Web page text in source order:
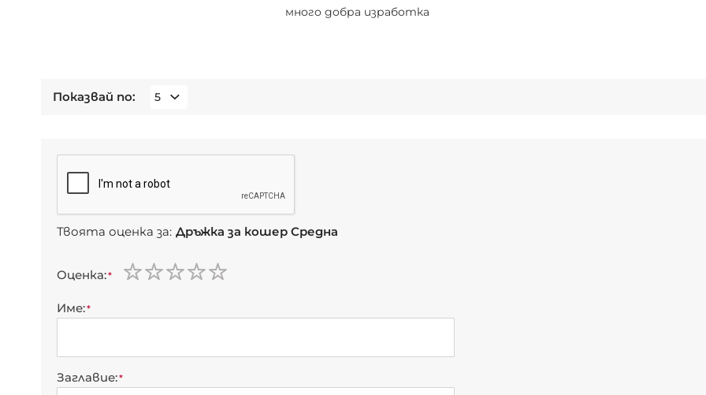
много добра изработка
Показвай по
Твоята оценка за: Дръжка за кошер Средна
Оценка
Име
Заглавие